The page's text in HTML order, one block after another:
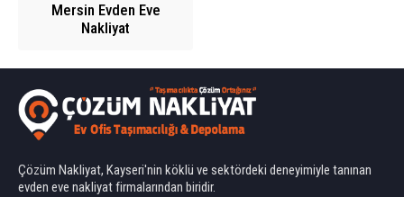
Mersin Evden Eve
Nakliyat
Çözüm Nakliyat, Kayseri'nin köklü ve sektördeki deneyimiyle tanınan
evden eve nakliyat firmalarından biridir.